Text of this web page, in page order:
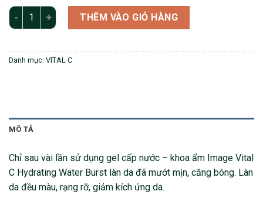
GEL CẤP NƯỚC - KHÓA ẨM IMAGE VITAL C HYDRATING
THÊM VÀO GIỎ HÀNG
Danh mục: VITAL C
MÔ TẢ
Chỉ sau vài lần sử dụng gel cấp nước – khoa ẩm Image Vital
C Hydrating Water Burst làn da đã mướt mịn, căng bóng. Làn
da đều màu, rạng rỡ, giảm kích ứng da.